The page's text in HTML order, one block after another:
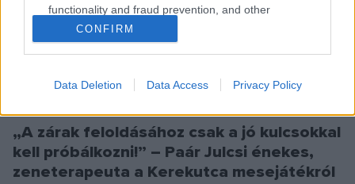
functionality and fraud prevention, and other
user protection.
CONFIRM
Data Deletion Data Access Privacy Policy
Föltámadott a tenger, a Világosságot! mellett felkerült a
lemezre többek között A szökevények, illetve a Dalaim
című vers is.
ZENE
„A zárak feloldásához csak a jó kulcsokkal
kell próbálkozni!” – Paár Julcsi énekes,
zeneterapeuta a Kerekutca mesejátékról